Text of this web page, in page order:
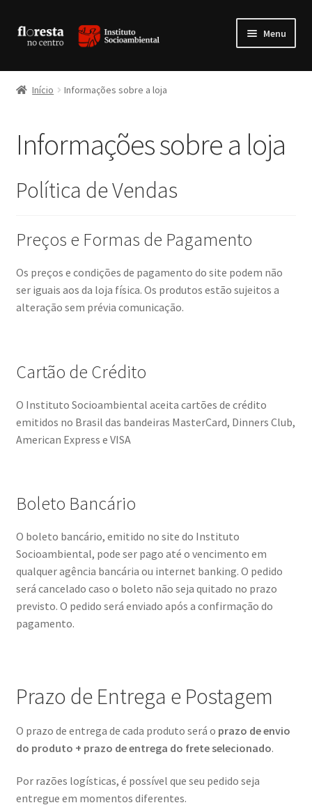
Pular
para
Pular
para
Menu
Livros
Vestuário
menu
Multimídia
Início Informações sobre a loja
Informações sobre a loja
Política de Vendas
Preços e Formas de Pagamento
Os preços e condições de pagamento do site podem não
ser iguais aos da loja física. Os produtos estão sujeitos a
alteração sem prévia comunicação.
Cartão de Crédito
O Instituto Socioambiental aceita cartões de crédito
emitidos no Brasil das bandeiras MasterCard, Dinners Club,
American Express e VISA
Boleto Bancário
O boleto bancário, emitido no site do Instituto
Socioambiental, pode ser pago até o vencimento em
qualquer agência bancária ou internet banking. O pedido
será cancelado caso o boleto não seja quitado no prazo
previsto. O pedido será enviado após a confirmação do
pagamento.
Prazo de Entrega e Postagem
O prazo de entrega de cada produto será o prazo de envio
do produto + prazo de entrega do frete selecionado.
Por razões logísticas, é possível que seu pedido seja
entregue em momentos diferentes.